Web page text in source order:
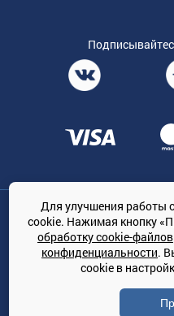
Общество с ограниченной
1167847364079, 197022, г.
КЛИМАТПРОФ.ONLINE -
климатической
© Сайт
Для улучшения работы
cookie. Нажимая кнопку
обработку cookie-файлов
конфиденциальности.
cookie в